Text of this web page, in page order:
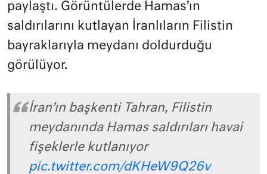
paylaştı. Görüntülerde Hamas’ın
saldırılarını kutlayan İranlıların Filistin
bayraklarıyla meydanı doldurduğu
görülüyor.
İran’ın başkenti Tahran, Filistin
meydanında Hamas saldırıları havai
fişeklerle kutlanıyor
pic.twitter.com/dKHeW9Q26v